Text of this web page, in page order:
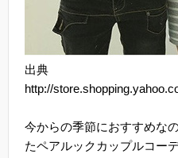
出典
http://
今からの季節におすすめな
たペアルックカップルコーデ